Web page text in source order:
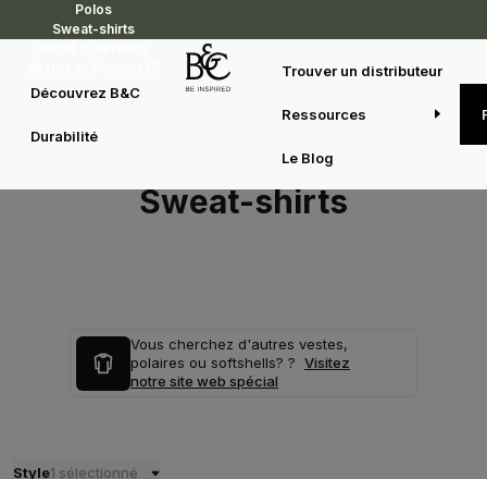
Polos
Sweat-shirts
Découvrez B&C
Durabilité
Trouver un distributeur
Ressources
Le Blog
Sweat-shirts
Vous cherchez d'autres vestes,
polaires ou softshells? ? Visitez
notre site web spécial
Style1 sélectionné